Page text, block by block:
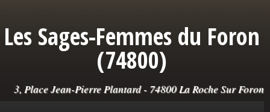
Les Sages-Femmes du Foron
(74800)
3, Place Jean-Pierre Plantard - 74800 La Roche Sur Foron